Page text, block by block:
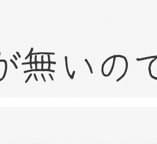
無いの